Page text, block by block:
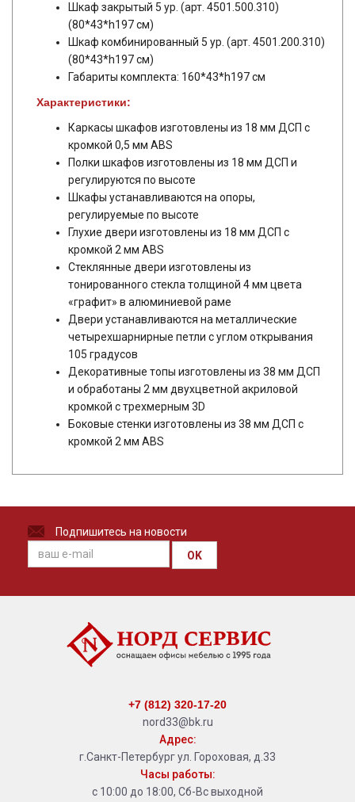
Шкаф закрытый 5 ур. (арт. 4501.500.310)
(80*43*h197 см)
Шкаф комбинированный 5 ур. (арт. 4501.200.310)
(80*43*h197 см)
Габариты комплекта: 160*43*h197 см
Характеристики:
Каркасы шкафов изготовлены из 18 мм ДСП с
кромкой 0,5 мм ABS
Полки шкафов изготовлены из 18 мм ДСП и
регулируются по высоте
Шкафы устанавливаются на опоры,
регулируемые по высоте
Глухие двери изготовлены из 18 мм ДСП с
кромкой 2 мм ABS
Стеклянные двери изготовлены из
тонированного стекла толщиной 4 мм цвета
«графит» в алюминиевой раме
Двери устанавливаются на металлические
четырехшарнирные петли с углом открывания
105 градусов
Декоративные топы изготовлены из 38 мм ДСП
и обработаны 2 мм двухцветной акриловой
кромкой с трехмерным 3D
Боковые стенки изготовлены из 38 мм ДСП с
кромкой 2 мм ABS
Подпишитесь на новости
OK
+7 (812) 320-17-20
nord33@bk.ru
Адрес:
г.Санкт-Петербург ул. Гороховая, д.33
Часы работы:
с 10:00 до 18:00, Сб-Вс выходной